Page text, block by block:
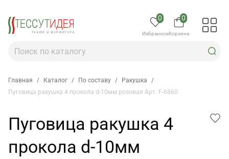
0
Избранное
0
Корзина
Главная / Каталог / По составу / Ракушка
/
Пуговица ракушка 4 прокола d-10мм розовая Арт. F-6860
Пуговица ракушка 4
прокола d-10мм